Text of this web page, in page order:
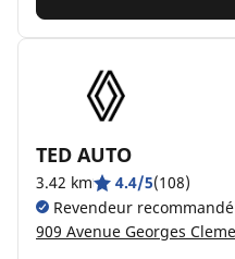
TED AUTO
3.42 km 4.4/5(108)
Revendeur recommandé